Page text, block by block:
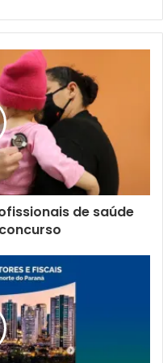
manutenção viária
de Obras e Pavimentação
de saúde